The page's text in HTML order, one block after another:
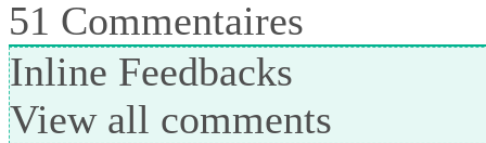
51 Commentaires
Inline Feedbacks
View all comments